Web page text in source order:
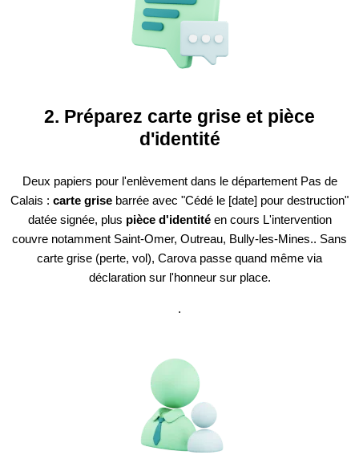
2. Préparez carte grise et pièce
d'identité
Deux papiers pour l'enlèvement dans le département Pas de
Calais : carte grise barrée avec "Cédé le [date] pour destruction"
datée signée, plus pièce d'identitéen cours L'intervention
couvre notamment Saint-Omer, Outreau, Bully-les-Mines.. Sans
carte grise (perte, vol), Carova passe quand même via
déclaration sur l'honneur sur place.
.